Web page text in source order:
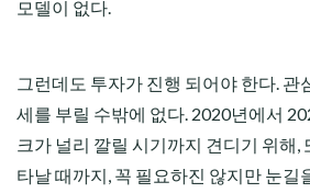
모델이 없다.
그런데도 투자가 진행 되어야 한다. 관
세를 부릴 수밖에 없다. 2020년에서
크가 널리 깔릴 시기까지 견디기 위해,
타날 때까지, 꼭 필요하진 않지만 눈길